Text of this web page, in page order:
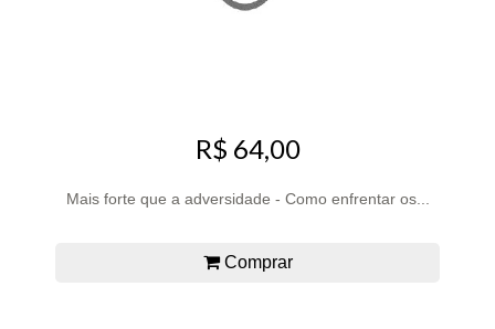
R$ 64,00
Mais forte que a adversidade - Como enfrentar os...
Comprar